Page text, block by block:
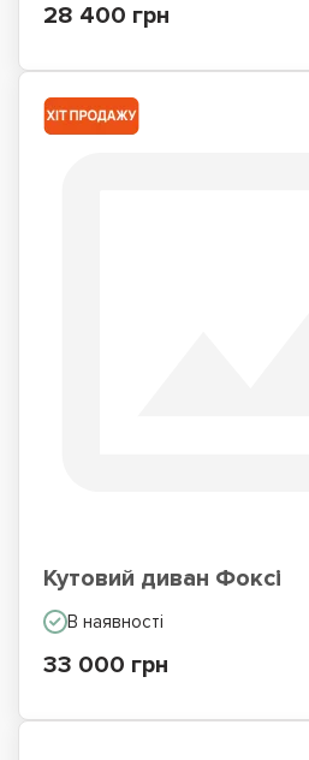
28 400 грн
Кутовий диван Фоксі
В наявності
33 000 грн